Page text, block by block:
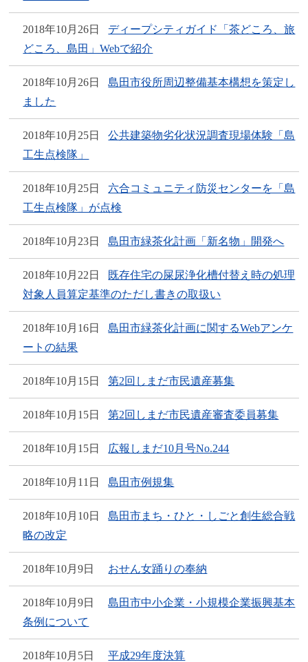
2018年10月26日
ディープシティガイド「茶どころ、旅
どころ、島田」Webで紹介
2018年10月26日
島田市役所周辺整備基本構想を策定し
ました
2018年10月25日
公共建築物劣化状況調査現場体験「島
工生点検隊」
2018年10月25日
六合コミュニティ防災センターを「島
工生点検隊」が点検
2018年10月23日 島田市緑茶化計画「新名物」開発へ
2018年10月22日
既存住宅の屎尿浄化槽付替え時の処理
対象人員算定基準のただし書きの取扱い
2018年10月16日
島田市緑茶化計画に関するWebアンケ
ートの結果
2018年10月15日 第2回しまだ市民遺産募集
2018年10月15日 第2回しまだ市民遺産審査委員募集
2018年10月15日 広報しまだ10月号No.244
2018年10月11日 島田市例規集
2018年10月10日
島田市まち・ひと・しごと創生総合戦
略の改定
2018年10月9日 おせん女踊りの奉納
2018年10月9日
島田市中小企業・小規模企業振興基本
条例について
2018年10月5日 平成29年度決算